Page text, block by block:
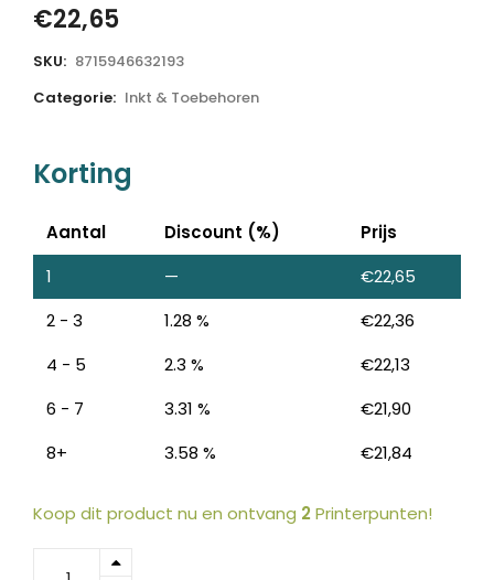
€22,65
SKU: 8715946632193
Categorie: Inkt & Toebehoren
Korting
Aantal Discount (%)
Prijs
1
— €22,65
2 - 3
1.28 % €22,36
4 - 5
2.3 % €22,13
6 - 7
3.31 % €21,90
8+
3.58 % €21,84
Koop dit product nu en ontvang 2Printerpunten!
C13T34744010